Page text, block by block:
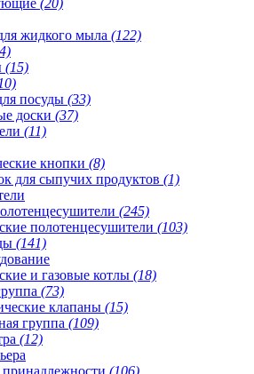
жидкого мыла (122)
(15)
посуды (33)
доски (37)
(11)
кнопки (8)
для сыпучих продуктов (1)
(245)
полотенцесушители (103)
(141)
и газовые котлы (18)
(73)
клапаны (15)
группа (109)
(12)
(106)